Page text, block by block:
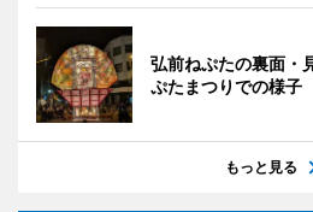
弘前ねぷたの裏面
ぷたまつりでの様子
もっと見る